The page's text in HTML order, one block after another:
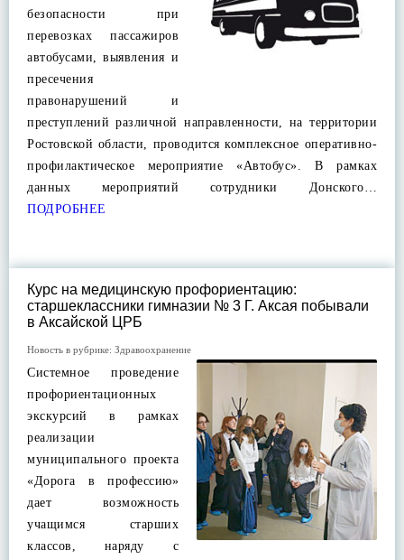
безопасности при
перевозках пассажиров
автобусами, выявления и
пресечения
правонарушений и
преступлений различной направленности, на территории
Ростовской области, проводится комплексное оперативно-
профилактическое мероприятие «Автобус». В рамках
данных мероприятий сотрудники Донского…
ПОДРОБНЕЕ
Курс на медицинскую профориентацию:
старшеклассники гимназии № 3 Г. Аксая побывали
в Аксайской ЦРБ
Новость в рубрике: Здравоохранение
Системное проведение
профориентационных
экскурсий в рамках
реализации
муниципального проекта
«Дорога в профессию»
дает возможность
учащимся старших
классов, наряду с